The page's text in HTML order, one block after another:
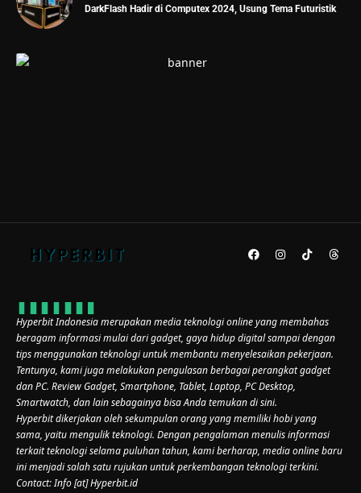
DarkFlash Hadir di Computex 2024, Usung Tema Futuristik
Hyperbit Indonesia merupakan media teknologi online yang membahas
beragam informasi mulai dari gadget, gaya hidup digital sampai dengan
tips menggunakan teknologi untuk membantu menyelesaikan pekerjaan.
Tentunya, kami juga melakukan pengulasan berbagai perangkat gadget
dan PC. Review Gadget, Smartphone, Tablet, Laptop, PC Desktop,
Smartwatch, dan lain sebagainya bisa Anda temukan di sini.
Hyperbit dikerjakan oleh sekumpulan orang yang memiliki hobi yang
sama, yaitu mengulik teknologi. Dengan pengalaman menulis informasi
terkait teknologi selama puluhan tahun, kami berharap, media online baru
ini menjadi salah satu rujukan untuk perkembangan teknologi terkini.
Contact: Info [at] Hyperbit.id